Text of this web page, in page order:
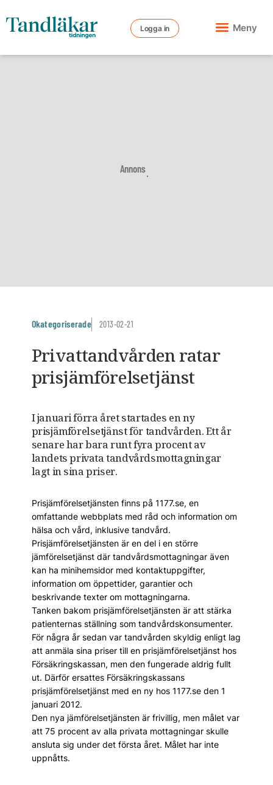
Logga in Meny
Annons
Okategoriserade 2013-02-21
Privattandvården ratar
prisjämförelsetjänst
I januari förra året startades en ny
prisjämförelsetjänst för tandvården. Ett år
senare har bara runt fyra procent av
landets privata tandvårdsmottagningar
lagt in sina priser.
Prisjämförelsetjänsten finns på 1177.se, en
omfattande webbplats med råd och information om
hälsa och vård, inklusive tandvård.
Prisjämförelsetjänsten är en del i en större
jämförelsetjänst där tandvårdsmottagningar även
kan ha minihemsidor med kontaktuppgifter,
information om öppettider, garantier och
beskrivande texter om mottagningarna.
Tanken bakom prisjämförelsetjänsten är att stärka
patienternas ställning som tandvårdskonsumenter.
För några år sedan var tandvården skyldig enligt lag
att anmäla sina priser till en prisjämförelsetjänst hos
Försäkringskassan, men den fungerade aldrig fullt
ut. Därför ersattes Försäkringskassans
prisjämförelsetjänst med en ny hos 1177.se den 1
januari 2012.
Den nya jämförelsetjänsten är frivillig, men målet var
att 75 procent av alla privata mottagningar skulle
ansluta sig under det första året. Målet har inte
uppnåtts.